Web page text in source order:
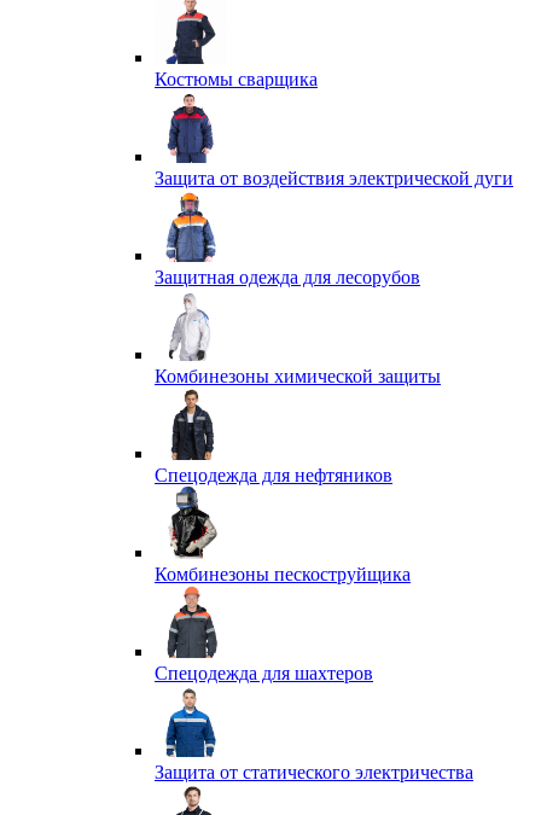
Костюмы сварщика
Защита от воздействия электрической дуги
Защитная одежда для лесорубов
Комбинезоны химической защиты
Спецодежда для нефтяников
Комбинезоны пескоструйщика
Спецодежда для шахтеров
Защита от статического электричества